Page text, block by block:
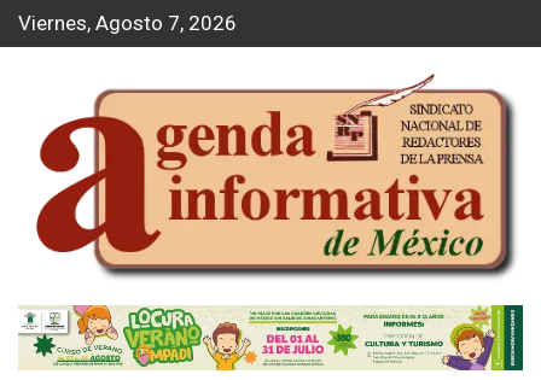
Viernes, Agosto 7, 2026
Agenda Informativa